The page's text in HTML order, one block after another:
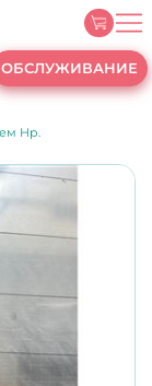
ОБСЛУЖИВАНИЕ
Нр.